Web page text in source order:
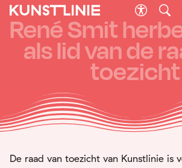
René Smit
als lid van de
toezicht
De raad van toezicht van Kunstlinie is